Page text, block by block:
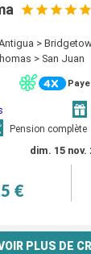
>
> San Juan
Pension complète
dim. 15 nov.
€
PLUS DE